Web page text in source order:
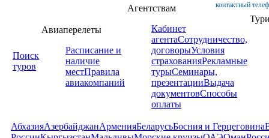
контактный
Поиск
туров
Авиаперелеты
Расписание и
наличие
местПравила
авиакомпаний
Агентствам
Кабинет
агентаСотрудничество,
договорыУсловия
страхованияРекламные
турыСеминары,
презентацииВыдача
документовСпособы
оплаты
АбхазияАзербайджанАрменияБеларусьБосния и Герцеговина